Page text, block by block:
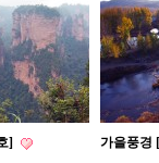
]
가을풍경